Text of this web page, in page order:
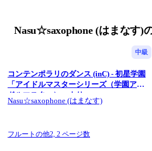
Nasu☆saxophone (はまなす)
中級
コンテンポラリのダンス (inC) - 初星学園
「アイドルマスターシリーズ（学園アイ
ドルマスター）」より
Nasu☆saxophone (はまなす)
フルートの他2, 2 ページ数